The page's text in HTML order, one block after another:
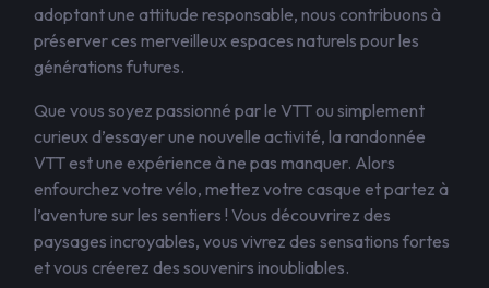
adoptant une attitude responsable, nous contribuons à
préserver ces merveilleux espaces naturels pour les
générations futures.
Que vous soyez passionné par le VTT ou simplement
curieux d’essayer une nouvelle activité, la randonnée
VTT est une expérience à ne pas manquer. Alors
enfourchez votre vélo, mettez votre casque et partez à
l’aventure sur les sentiers ! Vous découvrirez des
paysages incroyables, vous vivrez des sensations fortes
et vous créerez des souvenirs inoubliables.